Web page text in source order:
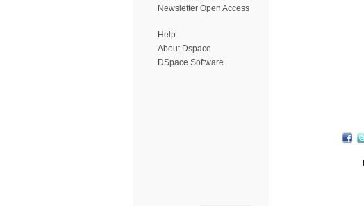
Newsletter Open Access
Help
About Dspace
DSpace Software